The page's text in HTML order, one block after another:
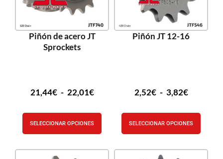
Piñón de acero JT
Sprockets
21,44€ - 22,01€
SELECCIONAR OPCIONES
Piñón JT 12-16
2,52€ - 3,82€
SELECCIONAR OPCIONES